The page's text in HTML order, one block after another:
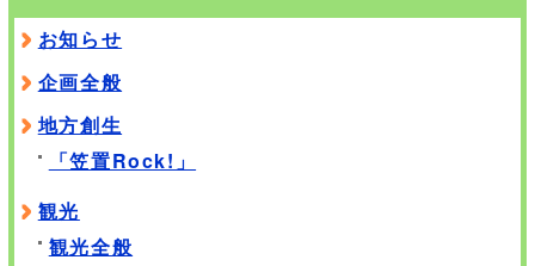
お知らせ
企画全般
地方創生
「笠置Rock!」
観光
観光全般